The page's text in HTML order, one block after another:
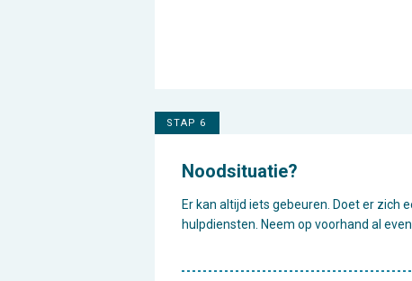
STAP 6
Noodsituatie?
Er kan altijd iets gebeuren. Doet er zich
hulpdiensten. Neem op voorhand al